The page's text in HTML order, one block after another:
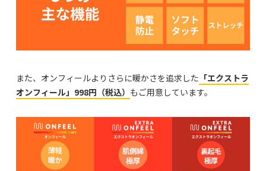
また、オンフィールよりさらに暖かさを追求した 「エクストラ
オンフィール」998円（税込） もご用意しています。